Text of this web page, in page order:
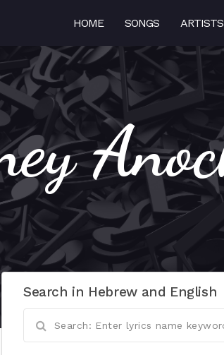
HOME SONGS ARTISTS
Search in Hebrew and English